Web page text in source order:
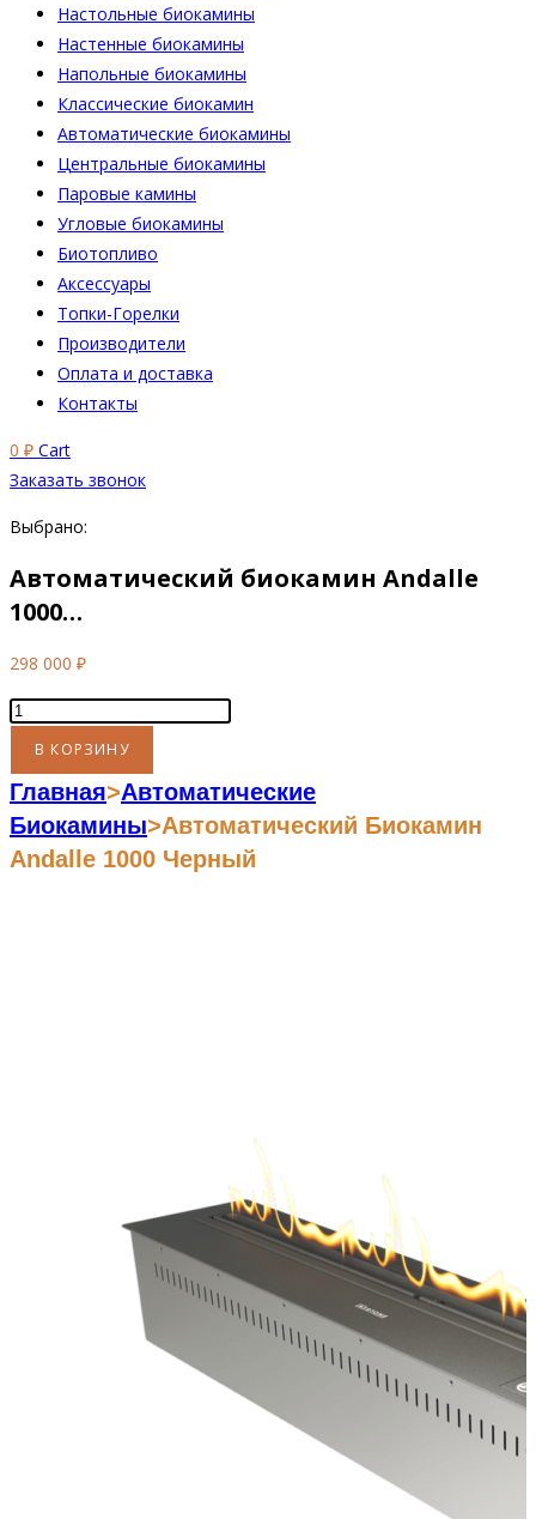
Настoльные биокамины
Настенные биокамины
Напольные биокамины
Классические биокамин
Автоматические биокамины
Центральные биокамины
Паровые камины
Угловые биокамины
Биотопливо
Аксессуары
Топки-Горелки
Производители
Оплата и доставка
Контакты
0 ₽ Cart
Заказать звонок
Выбрано:
Автоматический биокамин Andalle
1000…
298 000 ₽
Количество
товара
Автоматический
биокамин
Andalle
1000
В КОРЗИНУ
Главная>Автоматические
Биокамины>Автоматический Биокамин
Andalle 1000 Черный